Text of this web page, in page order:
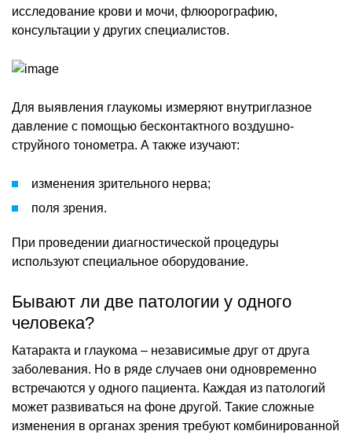
исследование крови и мочи, флюорографию,
консультации у других специалистов.
Для выявления глаукомы измеряют внутриглазное
давление с помощью бесконтактного воздушно-
струйного тонометра. А также изучают:
изменения зрительного нерва;
поля зрения.
При проведении диагностической процедуры
используют специальное оборудование.
Бывают ли две патологии у одного
человека?
Катаракта и глаукома – независимые друг от друга
заболевания. Но в ряде случаев они одновременно
встречаются у одного пациента. Каждая из патологий
может развиваться на фоне другой. Такие сложные
изменения в органах зрения требуют комбинированной